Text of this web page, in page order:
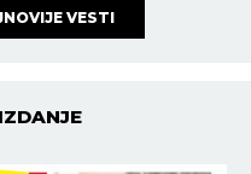
VESTI